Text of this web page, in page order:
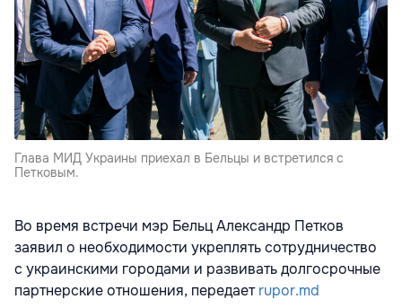
Глава МИД Украины приехал в Бельцы и встретился с
Петковым.
Во время встречи мэр Бельц Александр Петков
заявил о необходимости укреплять сотрудничество
с украинскими городами и развивать долгосрочные
партнерские отношения, передаетrupor.md